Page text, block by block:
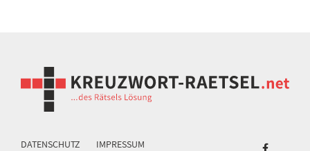
DATENSCHUTZ IMPRESSUM